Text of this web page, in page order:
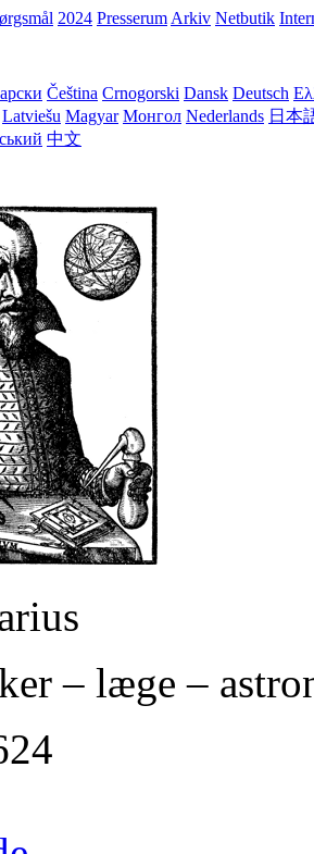
2024 Presserum Arkiv Netbutik
Čeština Crnogorski Dansk Deutsch
Latviešu Magyar Монгол Nederlands 日本
中文
– læge –